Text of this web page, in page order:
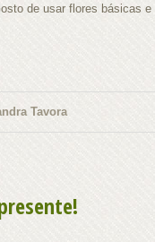
de usar flores básicas
Tavora